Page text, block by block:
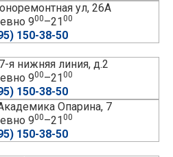
ул, 26А
900–2100
150-38-50
я нижняя линия, д.2
900–2100
150-38-50
Опарина, 7
900–2100
150-38-50